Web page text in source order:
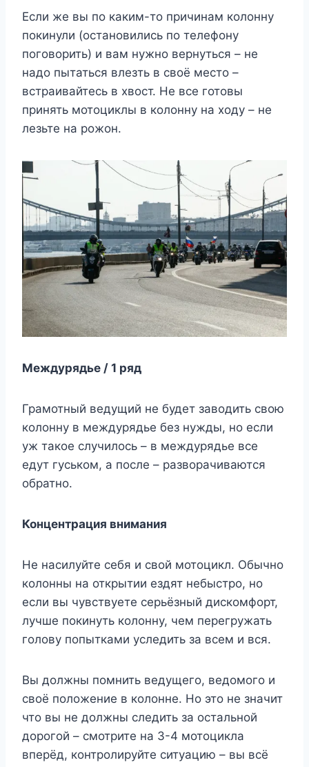
Если же вы по каким-то причинам колонну
покинули (остановились по телефону
поговорить) и вам нужно вернуться – не
надо пытаться влезть в своё место –
встраивайтесь в хвост. Не все готовы
принять мотоциклы в колонну на ходу – не
лезьте на рожон.
Междурядье / 1 ряд
Грамотный ведущий не будет заводить свою
колонну в междурядье без нужды, но если
уж такое случилось – в междурядье все
едут гуськом, а после – разворачиваются
обратно.
Концентрация внимания
Не насилуйте себя и свой мотоцикл. Обычно
колонны на открытии ездят небыстро, но
если вы чувствуете серьёзный дискомфорт,
лучше покинуть колонну, чем перегружать
голову попытками уследить за всем и вся.
Вы должны помнить ведущего, ведомого и
своё положение в колонне. Но это не значит
что вы не должны следить за остальной
дорогой – смотрите на 3-4 мотоцикла
вперёд, контролируйте ситуацию – вы всё